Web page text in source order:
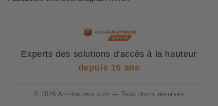
Experts des solutions d'accès à la hauteur
depuis 15 ans
© 2026 Ami-hauteur.com — Tous droits réservés